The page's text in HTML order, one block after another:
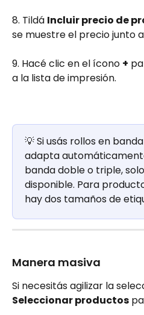
8. Tildá Incluir precio de
se muestre el precio junto
9. Hacé clic en el ícono +
a la lista de impresión.
💡 Si usás rollos en
adapta
banda doble o triple,
disponible. Para
hay dos tamaños de
Manera masiva
Si necesitás agilizar la
Seleccionar productos